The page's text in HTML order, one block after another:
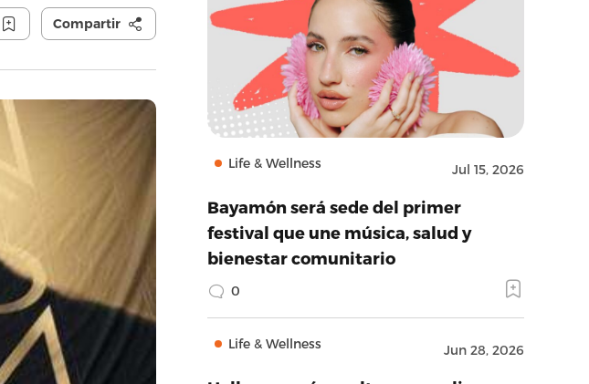
Compartir
Life & Wellness Jul 15, 2026
Bayamón será sede del primer
festival que une música, salud y
bienestar comunitario
0
Life & Wellness Jun 28, 2026